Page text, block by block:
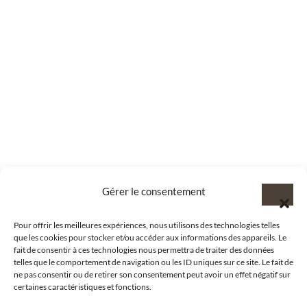
Gérer le consentement
Pour offrir les meilleures expériences, nous utilisons des technologies telles
que les cookies pour stocker et/ou accéder aux informations des appareils. Le
fait de consentir à ces technologies nous permettra de traiter des données
telles que le comportement de navigation ou les ID uniques sur ce site. Le fait de
ne pas consentir ou de retirer son consentement peut avoir un effet négatif sur
certaines caractéristiques et fonctions.